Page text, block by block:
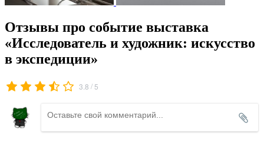
Отзывы про событие выставка
«Исследователь и художник: искусство
в экспедиции»
3.8 / 5